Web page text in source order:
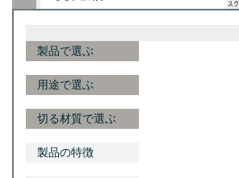
製品で選ぶ
用途で選ぶ
切る材質で選ぶ
製品の特徴